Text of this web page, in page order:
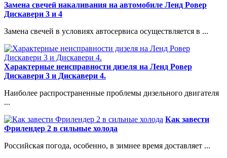
Замена свечей накаливания на автомобиле Ленд Ровер
Дискавери 3 и 4
Замена свечей в условиях автосервиса осуществляется в ...
Характерные неисправности дизеля на Ленд Ровер
Дискавери 3 и Дискавери 4.
Наиболее распространенные проблемы дизельного двигателя
...
Как завести
Фрилендер 2 в сильные холода
Российская погода, особенно, в зимнее время доставляет ...